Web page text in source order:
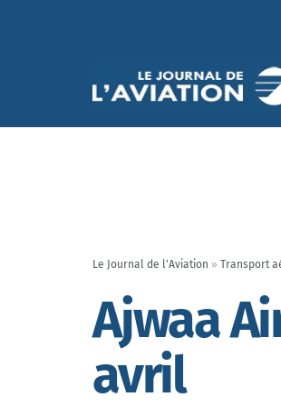
Le Journal de l'Aviation » Transport
Ajwaa
avril